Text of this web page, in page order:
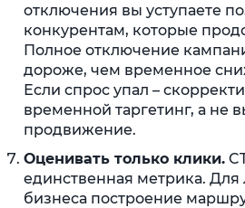
отключения вы уступаете
конкурентам, которые
Полное отключение
дороже, чем временное
Если спрос упал –
временной таргетинг, а не
продвижение.
Оценивать только клики.
единственная метрика. Для
бизнеса построение